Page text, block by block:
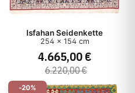
Isfahan Seidenkette
254 x 154 cm
4.665,00 €
6.220,00 €
-20%